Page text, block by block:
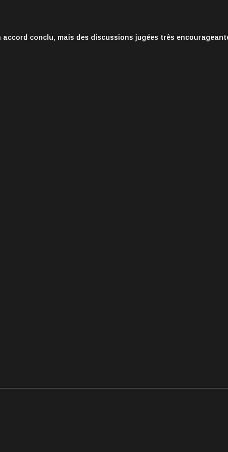
accord conclu, mais des discussions jugées très